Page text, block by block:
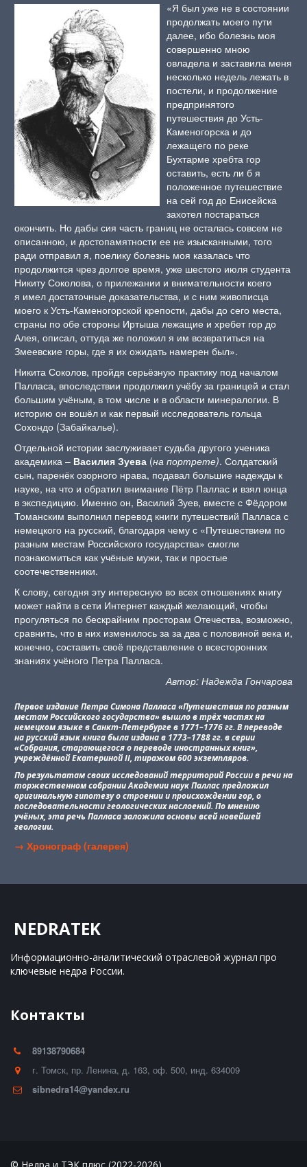
«Я был уже не в состоянии
продолжать моего пути
далее, ибо болезнь моя
совершенно мною
овладела и заставила меня
несколько недель лежать в
постели, и продолжение
предпринятого
путешествия до Усть-
Каменогорска и до
лежащего по реке
Бухтарме хребта гор
оставить, есть ли б я
положенное путешествие
на сей год до Енисейска
захотел постараться
окончить. Но дабы сия часть границ не осталась совсем не
описанною, и достопамятности ее не изысканными, того
ради отправил я, поелику болезнь моя казалась что
продолжится чрез долгое время, уже шестого июля студента
Никиту Соколова, о прилежании и внимательности коего
я имел достаточные доказательства, и с ним живописца
моего к Усть-Каменогорской крепости, дабы до сего места,
страны по обе стороны Иртыша лежащие и хребет гор до
Алея, описал, оттуда же положил я им возвратиться на
Змеевские горы, где я их ожидать намерен был».
Никита Соколов, пройдя серьёзную практику под началом
Палласа, впоследствии продолжил учёбу за границей и стал
большим учёным, в том числе и в области минералогии. В
историю он вошёл и как первый исследователь гольца
Сохондо (Забайкалье).
Отдельной истории заслуживает судьба другого ученика
академика – Василия Зуева (на портрете). Солдатский
сын, паренёк озорного нрава, подавал большие надежды к
науке, на что и обратил внимание Пётр Паллас и взял юнца
в экспедицию. Именно он, Василий Зуев, вместе с Фёдором
Томанским выполнил перевод книги путешествий Палласа с
немецкого на русский, благодаря чему с «Путешествием по
разным местам Российского государства» смогли
познакомиться как учёные мужи, так и простые
соотечественники.
К слову, сегодня эту интересную во всех отношениях книгу
может найти в сети Интернет каждый желающий, чтобы
прогуляться по бескрайним просторам Отечества, возможно,
сравнить, что в них изменилось за за два с половиной века и,
конечно, составить своё представление о всесторонних
знаниях учёного Петра Палласа.
Автор: Надежда Гончарова
Первое издание Петра Симона Палласа «Путешествия по разным
местам Российского государства» вышло в трёх частях на
немецком языке в Санкт-Петербурге в 1771–1776 гг. В переводе
на русский язык книга была издана в 1773–1788 гг. в серии
«Собрания, старающегося о переводе иностранных книг»,
учреждённой Екатериной II, тиражом 600 экземпляров.
По результатам своих исследований территорий России в речи на
торжественном собрании Академии наук Паллас предложил
оригинальную гипотезу о строении и происхождении гор, о
последовательности геологических наслоений. По мнению
учёных, эта речь Палласа заложила основы всей новейшей
геологии.
→ Хронограф (галерея)
NEDRATEK
Информационно-аналитический отраслевой журнал про
ключевые недра России.
Контакты
89138790684
г. Томск, пр. Ленина, д. 163, оф. 500, инд. 634009
sibnedra14@yandex.ru